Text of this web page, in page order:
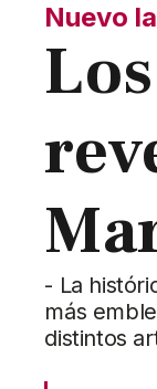
Nuevo
- La
más
distintos